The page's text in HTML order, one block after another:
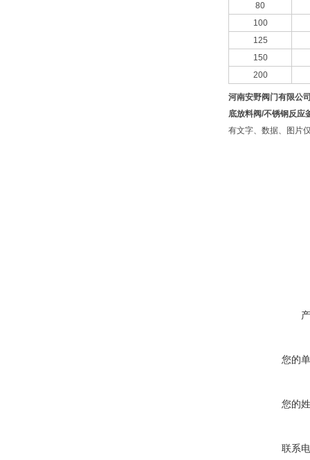
80
100
125
150
200
河南安野阀门有限公
底放料阀/不锈钢反应
有文字、数据、图片
您的
您的
联系